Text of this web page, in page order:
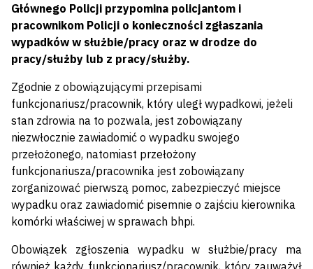
Głównego Policji przypomina policjantom i
pracownikom Policji o konieczności zgłaszania
wypadków w służbie/pracy oraz w drodze do
pracy/służby lub z pracy/służby.
Zgodnie z obowiązującymi przepisami
funkcjonariusz/pracownik, który uległ wypadkowi, jeżeli
stan zdrowia na to pozwala, jest zobowiązany
niezwłocznie zawiadomić o wypadku swojego
przełożonego, natomiast przełożony
funkcjonariusza/pracownika jest zobowiązany
zorganizować pierwszą pomoc, zabezpieczyć miejsce
wypadku oraz zawiadomić pisemnie o zajściu kierownika
komórki właściwej w sprawach bhpi.
Obowiązek zgłoszenia wypadku w służbie/pracy ma